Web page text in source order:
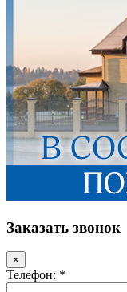
Заказать звонок
×
Телефон: *